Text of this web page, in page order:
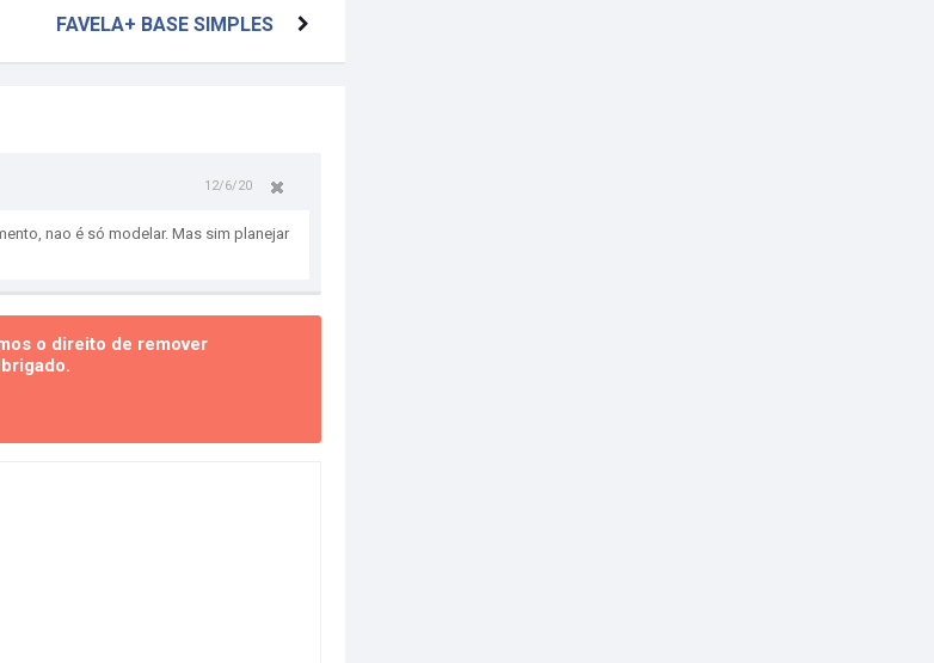
FAVELA+ BASE SIMPLES
12/6/20
nao é só modelar. Mas sim planejar
o direito de remover